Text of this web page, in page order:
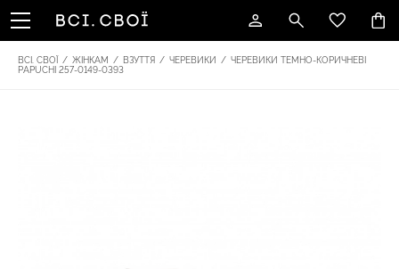
ВСІ. СВОЇ / ЖІНКАМ / ВЗУТТЯ / ЧЕРЕВИКИ / ЧЕРЕВИКИ ТЕМНО-КОРИЧНЕВІ
PAPUCHI 257-0149-0393